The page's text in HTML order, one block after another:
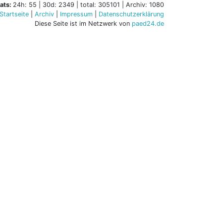
24h: 55 | 30d: 2349 | total: 305101 | Archiv: 1080
Startseite
Archiv Impressum
Datenschutzerklärung
Diese Seite ist im Netzwerk von paed24.de